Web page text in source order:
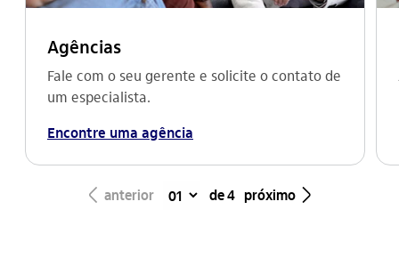
Agências
Fale com o seu gerente e solicite o contato de
um especialista.
Encontre uma agência
seta_esquerda anterior de 4 próximo seta_direita